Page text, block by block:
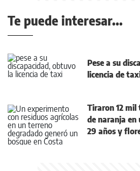
Te puede interesar...
Pese a su
licencia de
Tiraron 12 mil
de naranja en
29 años y